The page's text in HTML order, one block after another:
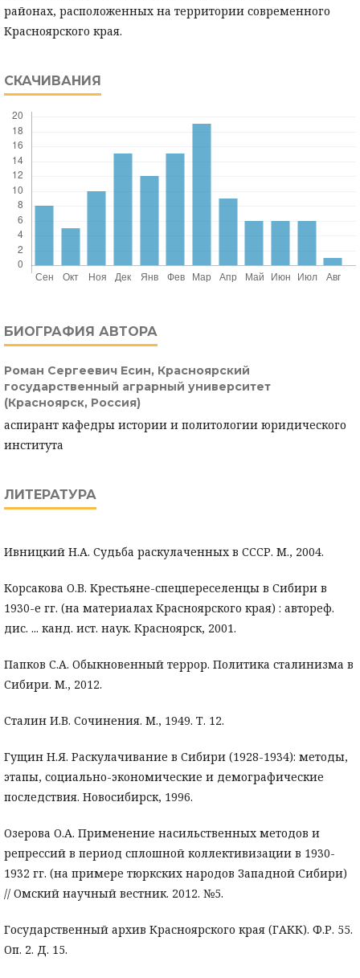
районах, расположенных на территории современного
Красноярского края.
СКАЧИВАНИЯ
БИОГРАФИЯ АВТОРА
Роман Сергеевич Есин, Красноярский
государственный аграрный университет
(Красноярск, Россия)
аспирант кафедры истории и политологии юридического
института
ЛИТЕРАТУРА
Ивницкий Н.А. Судьба раскулаченных в СССР. М., 2004.
Корсакова О.В. Крестьяне-спецпереселенцы в Сибири в
1930-е гг. (на материалах Красноярского края) : автореф.
дис. ... канд. ист. наук. Красноярск, 2001.
Папков С.А. Обыкновенный террор. Политика сталинизма в
Сибири. М., 2012.
Сталин И.В. Сочинения. М., 1949. Т. 12.
Гущин Н.Я. Раскулачивание в Сибири (1928-1934): методы,
этапы, социально-экономические и демографические
последствия. Новосибирск, 1996.
Озерова О.А. Применение насильственных методов и
репрессий в период сплошной коллективизации в 1930-
1932 гг. (на примере тюркских народов Западной Сибири)
// Омский научный вестник. 2012. №5.
Государственный архив Красноярского края (ГАКК). Ф.Р. 55.
Оп. 2. Д. 15.